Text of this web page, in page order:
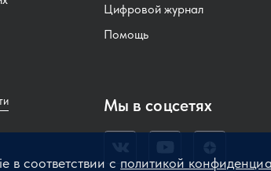
Цифровой журнал
Помощь
Мы в соцсетях
в соответствии с политикой